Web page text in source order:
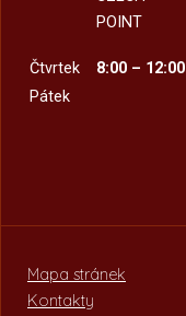
POINT
Čtvrtek
8:00 – 12:00
Pátek
Mapa stránek
Kontakty